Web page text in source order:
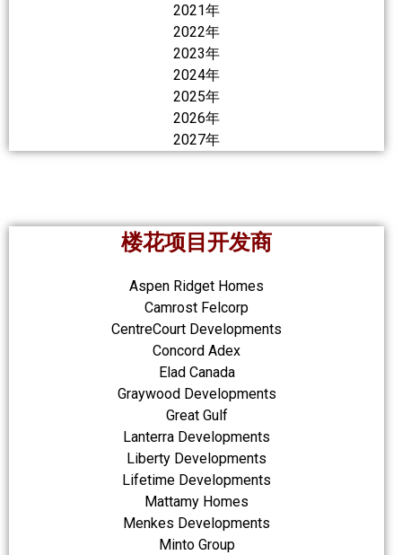
2021年
2022年
2023年
2024年
2025年
2026年
2027年
楼花项目开发商
Aspen Ridget Homes
Camrost Felcorp
CentreCourt Developments
Concord Adex
Elad Canada
Graywood Developments
Great Gulf
Lanterra Developments
Liberty Developments
Lifetime Developments
Mattamy Homes
Menkes Developments
Minto Group